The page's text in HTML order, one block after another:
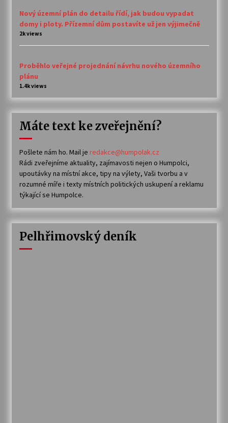
Nový územní plán do detailu řídí, jak budou vypadat
domy i ploty. Přízemní dům postavíte už jen výjimečně
2k views
Proběhlo veřejné projednání návrhu nového územního
plánu
1.4k views
Máte text ke zveřejnění?
Pošlete nám ho. Mail je redakce@humpolak.cz
Rádi zveřejníme aktuality, zajímavosti nejen o Humpolci,
upoutávky na místní akce, tipy na výlety, Vaši tvorbu a v
rozumné míře i texty místních politických uskupení a reklamu
týkající se Humpolce.
Pelhřimovský deník